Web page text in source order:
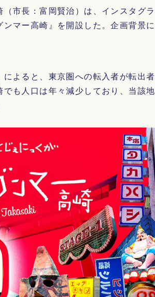
市長：富岡賢治）は、インスタグラ
マー高崎』を開設した。企画背景に
よると、東京圏への転入者が転出者
も人口は年々減少しており、当該地